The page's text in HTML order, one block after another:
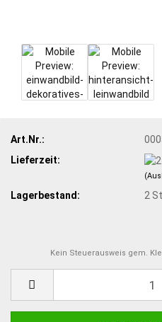
Art.Nr.:
Lieferzeit:
Lagerbestand: 2
Kein Steuerausweis gem.